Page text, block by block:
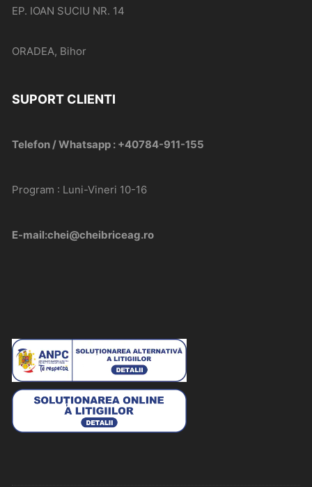
EP. IOAN SUCIU NR. 14
ORADEA, Bihor
SUPORT CLIENTI
Telefon / Whatsapp : +40784-911-155
Program : Luni-Vineri 10-16
E-mail:chei@cheibriceag.ro